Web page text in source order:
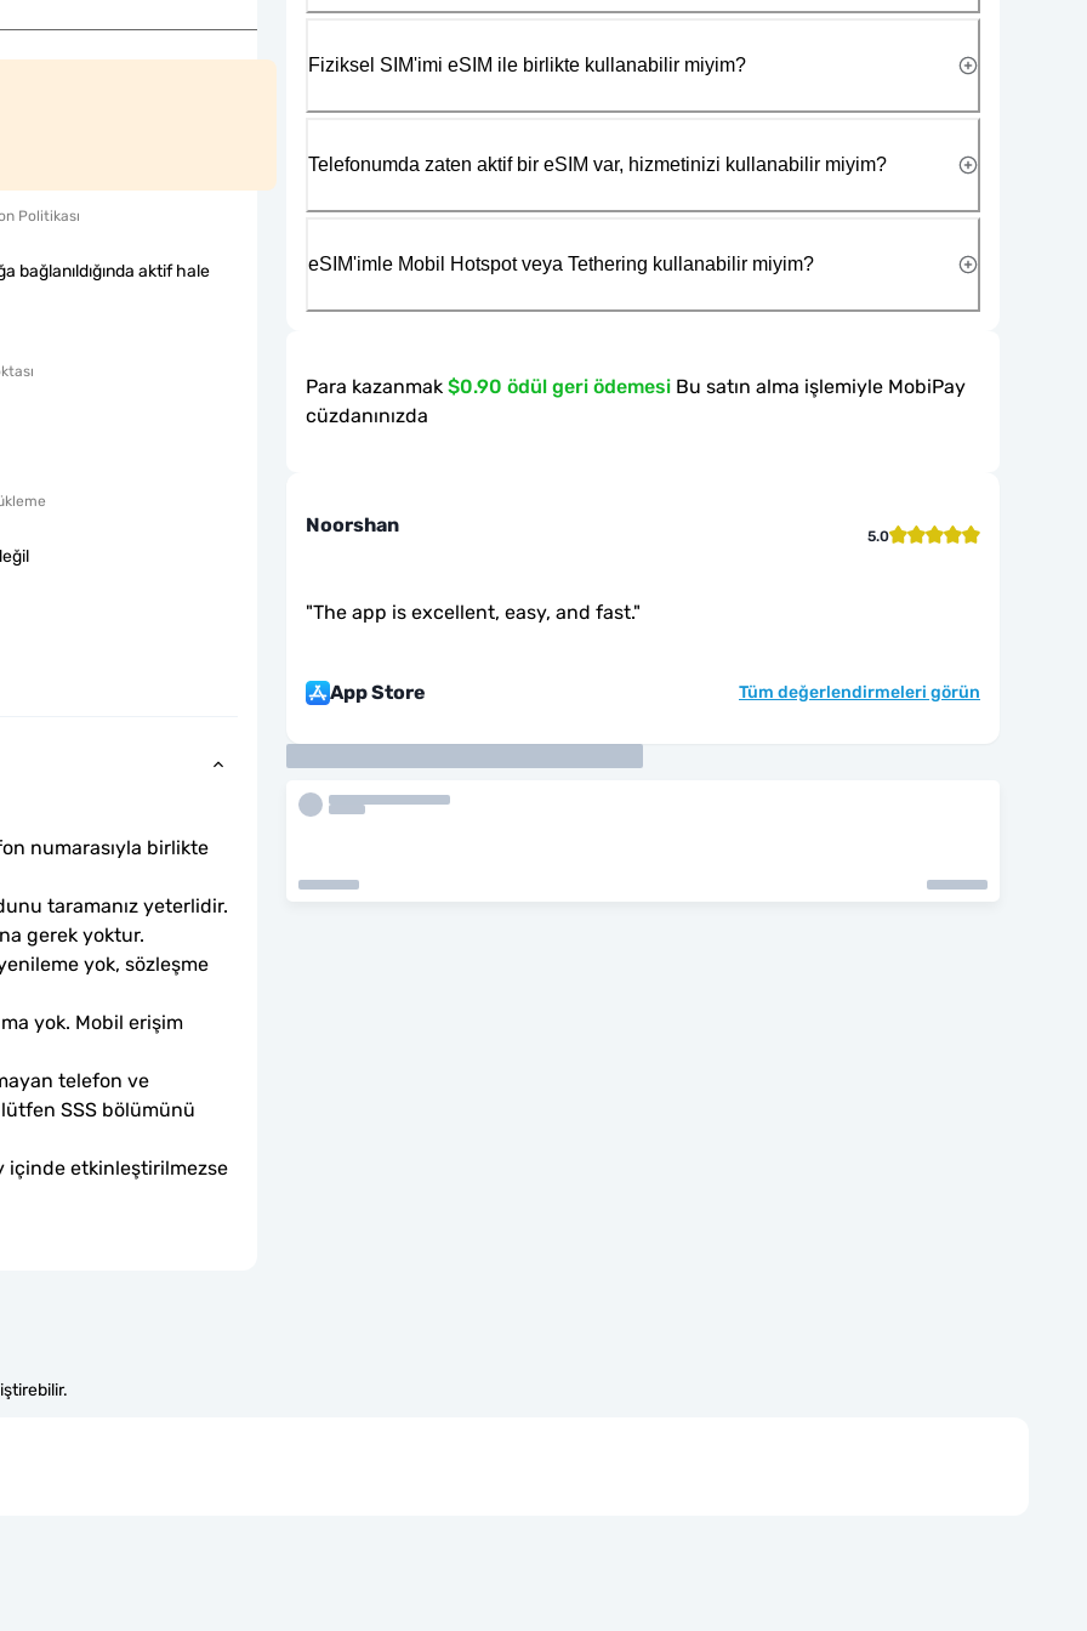
Politikası
bağlanıldığında aktif hale
numarasıyla birlikte
taramanız yeterlidir.
gerek yoktur.
yok, sözleşme
yok. Mobil erişim
telefon ve
SSS bölümünü
içinde etkinleştirilmezse
Fiziksel SIM'imi eSIM ile birlikte kullanabilir miyim?
Telefonumda zaten aktif bir eSIM var, hizmetinizi kullanabilir miyim?
eSIM'imle Mobil Hotspot veya Tethering kullanabilir miyim?
Para kazanmak $0.90 ödül geri ödemesi Bu satın alma işlemiyle MobiPay
cüzdanınızda
Noorshan 5.0
"The app is excellent, easy, and fast."
App Store Tüm değerlendirmeleri görün